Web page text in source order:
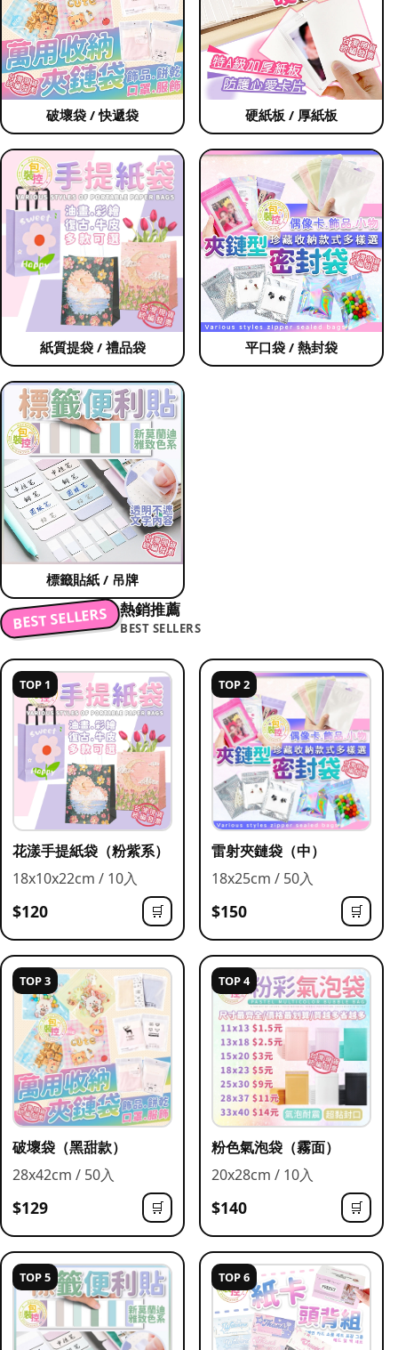
破壞袋 / 快遞袋 硬紙板 / 厚紙板
紙質提袋 / 禮品袋 平口袋 / 熱封袋
標籤貼紙 / 吊牌
BEST SELLERS 熱銷推薦
BEST SELLERS
TOP 1
花漾手提紙袋（粉紫系）
18x10x22cm / 10入
$120 🛒
TOP 2
雷射夾鏈袋（中）
18x25cm / 50入
$150 🛒
TOP 3
破壞袋（黑甜款）
28x42cm / 50入
$129 🛒
TOP 4
粉色氣泡袋（霧面）
20x28cm / 10入
$140 🛒
TOP 5 TOP 6